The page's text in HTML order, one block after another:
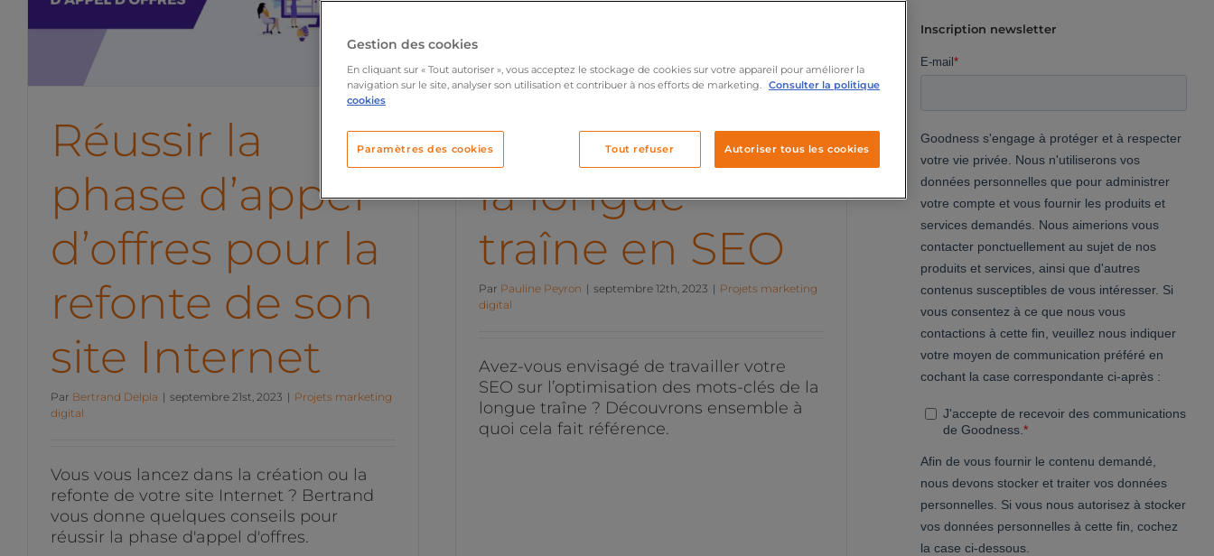
son site Internet
Réussir la
phase d’appel
d’offres pour la
refonte de son
site Internet
Par Bertrand Delpla | septembre 21st, 2023 | Projets marketing
digital
Vous vous lancez dans la création ou la
refonte de votre site Internet ? Bertrand
vous donne quelques conseils pour
réussir la phase d'appel d'offres.
Le concept de
la longue
traîne en SEO
Par Pauline Peyron | septembre 12th, 2023 | Projets marketing
digital
Avez-vous envisagé de travailler votre
SEO sur l’optimisation des mots-clés de la
longue traîne ? Découvrons ensemble à
quoi cela fait référence.
Inscription newsletter
Gestion des cookies
En cliquant sur « Tout autoriser », vous acceptez le stockage de cookies sur votre appareil pour améliorer la
navigation sur le site, analyser son utilisation et contribuer à nos efforts de marketing. Consulter la politique
cookies
Tout refuser Autoriser tous les cookies
Paramètres des cookies